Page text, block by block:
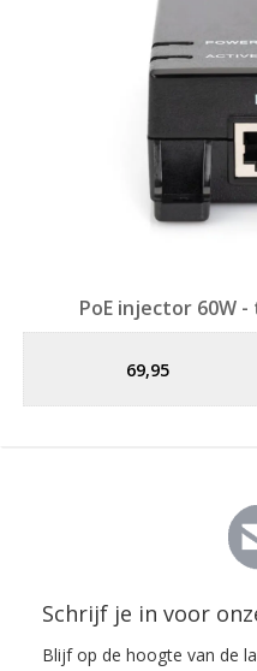
PoE injector 60W
69,95
Schrijf je in voor
Blijf op de hoogte van de